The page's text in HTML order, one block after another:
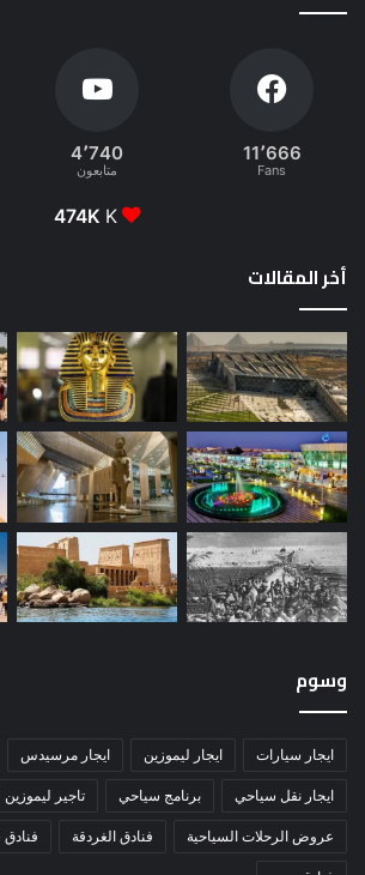
11٬666
Fans
4٬740
متابعون
474K K
أخر المقالات
وسوم
ايجار سيارات ايجار ليموزين ايجار مرسيدس
ايجار نقل سياحي برنامج سياحي تاجير ليموزين
عروض الرحلات السياحية فنادق الغردقة